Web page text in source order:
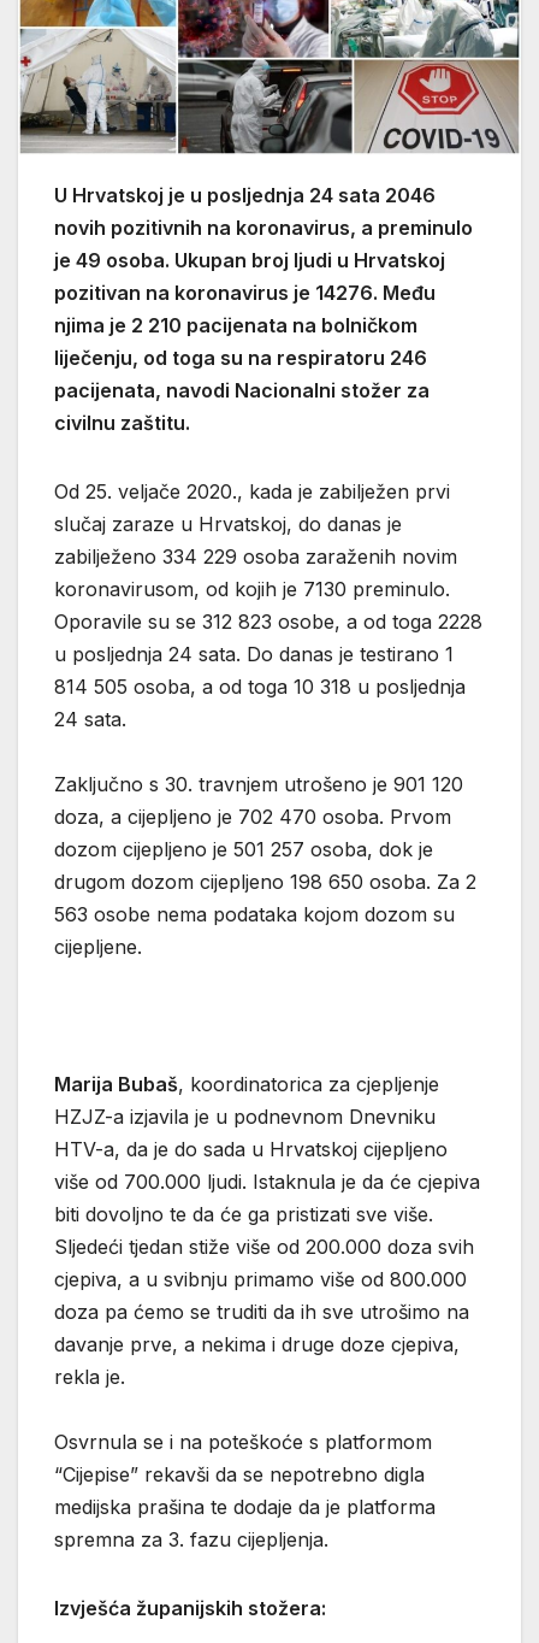
U Hrvatskoj je u posljednja 24 sata 2046
novih pozitivnih na koronavirus, a preminulo
je 49 osoba. Ukupan broj ljudi u Hrvatskoj
pozitivan na koronavirus je 14276. Među
njima je 2 210 pacijenata na bolničkom
liječenju, od toga su na respiratoru 246
pacijenata, navodi Nacionalni stožer za
civilnu zaštitu.
Od 25. veljače 2020., kada je zabilježen prvi
slučaj zaraze u Hrvatskoj, do danas je
zabilježeno 334 229 osoba zaraženih novim
koronavirusom, od kojih je 7130 preminulo.
Oporavile su se 312 823 osobe, a od toga 2228
u posljednja 24 sata. Do danas je testirano 1
814 505 osoba, a od toga 10 318 u posljednja
24 sata.
Zaključno s 30. travnjem utrošeno je 901 120
doza, a cijepljeno je 702 470 osoba. Prvom
dozom cijepljeno je 501 257 osoba, dok je
drugom dozom cijepljeno 198 650 osoba. Za 2
563 osobe nema podataka kojom dozom su
cijepljene.
Marija Bubaš, koordinatorica za cjepljenje
HZJZ-a izjavila je u podnevnom Dnevniku
HTV-a, da je do sada u Hrvatskoj cijepljeno
više od 700.000 ljudi. Istaknula je da će cjepiva
biti dovoljno te da će ga pristizati sve više.
Sljedeći tjedan stiže više od 200.000 doza svih
cjepiva, a u svibnju primamo više od 800.000
doza pa ćemo se truditi da ih sve utrošimo na
davanje prve, a nekima i druge doze cjepiva,
rekla je.
Osvrnula se i na poteškoće s platformom
“Cijepise” rekavši da se nepotrebno digla
medijska prašina te dodaje da je platforma
spremna za 3. fazu cijepljenja.
Izvješća županijskih stožera: